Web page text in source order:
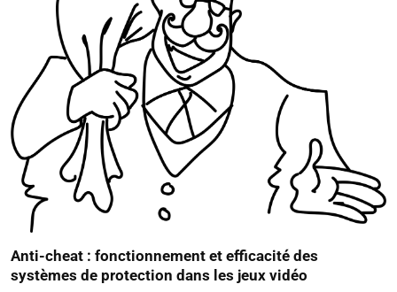
Anti-cheat : fonctionnement et efficacité des
systèmes de protection dans les jeux vidéo